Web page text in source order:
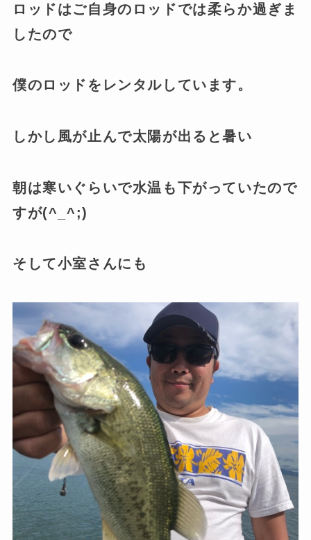
ロッドはご自身のロッドでは柔らか過ぎま
したので
僕のロッドをレンタルしています。
しかし風が止んで太陽が出ると暑い
朝は寒いぐらいで水温も下がっていたので
すが(^_^;)
そして小室さんにも